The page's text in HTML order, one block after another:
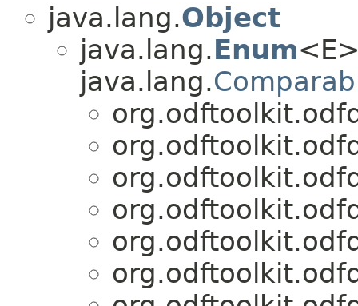
java.lang.Object
java.lang.Enum
java.lang.